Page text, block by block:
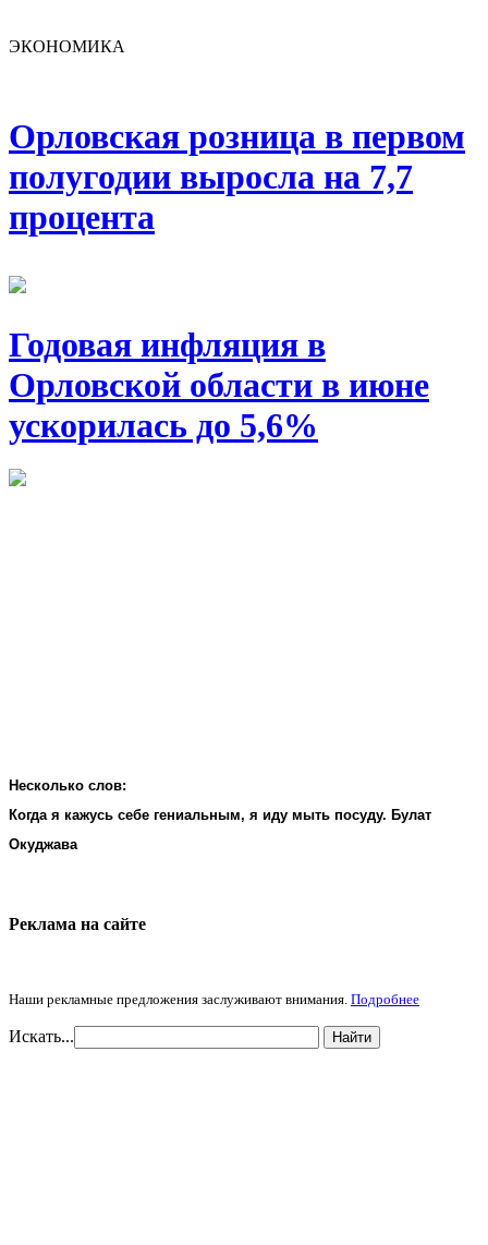
ЭКОНОМИКА
Орловская розница в первом
полугодии выросла на 7,7
процента
Годовая инфляция в
Орловской области в июне
ускорилась до 5,6%
Несколько слов:
Когда я кажусь себе гениальным, я иду мыть посуду. Булат
Окуджава
Реклама на cайте
Наши рекламные предложения заслуживают внимания. Подробнее
Искать... Найти